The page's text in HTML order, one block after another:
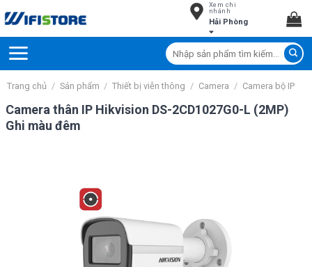
to
Xem chi
nhánh
Hải Phòng
Tìm
kiếm:
Trang chủ / Sản phẩm / Thiết bị viễn thông / Camera / Camera bộ IP
Camera thân IP Hikvision DS-2CD1027G0-L (2MP)
Ghi màu đêm